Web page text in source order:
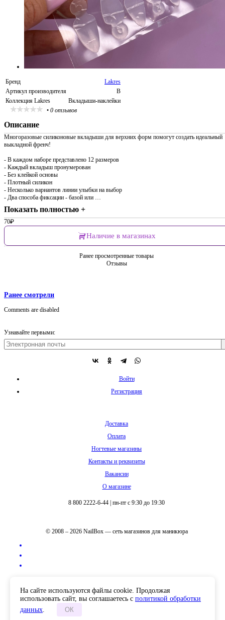
Бренд
Lakres
Артикул производителя
B
Коллекция Lakres
Вкладыши-наклейки
• 0 отзывов
Описание
Многоразовые силиконовые вкладыши для верхних форм помогут создать идеальный
выкладной френч!
- В каждом наборе представлено 12 размеров
- Каждый вкладыш пронумерован
- Без клейкой основы
- Плотный силикон
- Несколько вариантов линии улыбки на выбор
- Два способа фиксации - базой или …
Показать полностью +
70₽
Наличие в магазинах
Ранее просмотренные товары
Отзывы
Ранее смотрели
Comments are disabled
Узнавайте первыми:
Войти
Регистрация
Доставка
Оплата
Ногтевые магазины
Контакты и реквизиты
Вакансии
О магазине
8 800 2222-6-44 пн-пт с 9:30 до 19:30
© 2008 – 2026 NailBox — сеть магазинов для маникюра
На сайте используются файлы cookie. Продолжая
использовать сайт, вы соглашаетесь с политикой обработки
данных. ОК